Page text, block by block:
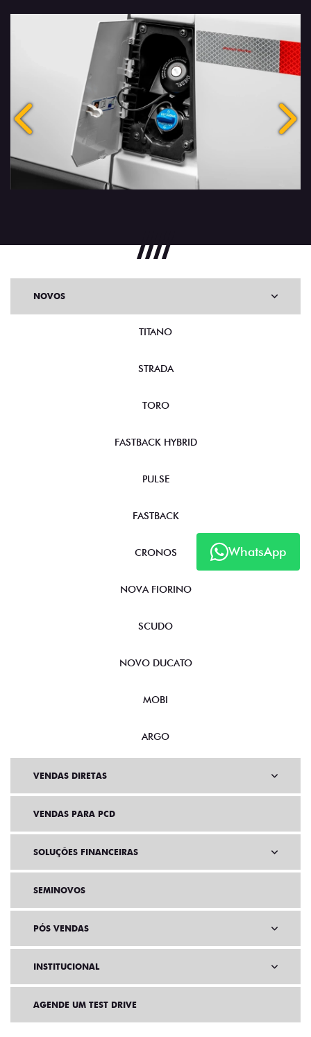
Anterior
WhatsApp
NOVOS
TITANO
STRADA
TORO
FASTBACK HYBRID
PULSE
FASTBACK
CRONOS
NOVA FIORINO
SCUDO
NOVO DUCATO
MOBI
ARGO
VENDAS DIRETAS
VENDAS PARA PCD
SOLUÇÕES FINANCEIRAS
SEMINOVOS
PÓS VENDAS
INSTITUCIONAL
AGENDE UM TEST DRIVE